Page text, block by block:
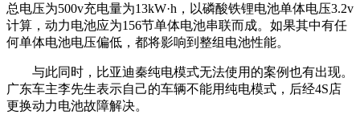
总电压为500v充电量为13kW·h，以磷酸铁锂电池单体电压3.2v
计算，动力电池应为156节单体电池串联而成。如果其中有任
何单体电池电压偏低，都将影响到整组电池性能。
与此同时，比亚迪秦纯电模式无法使用的案例也有出现。
广东车主李先生表示自己的车辆不能用纯电模式，后经4S店
更换动力电池故障解决。